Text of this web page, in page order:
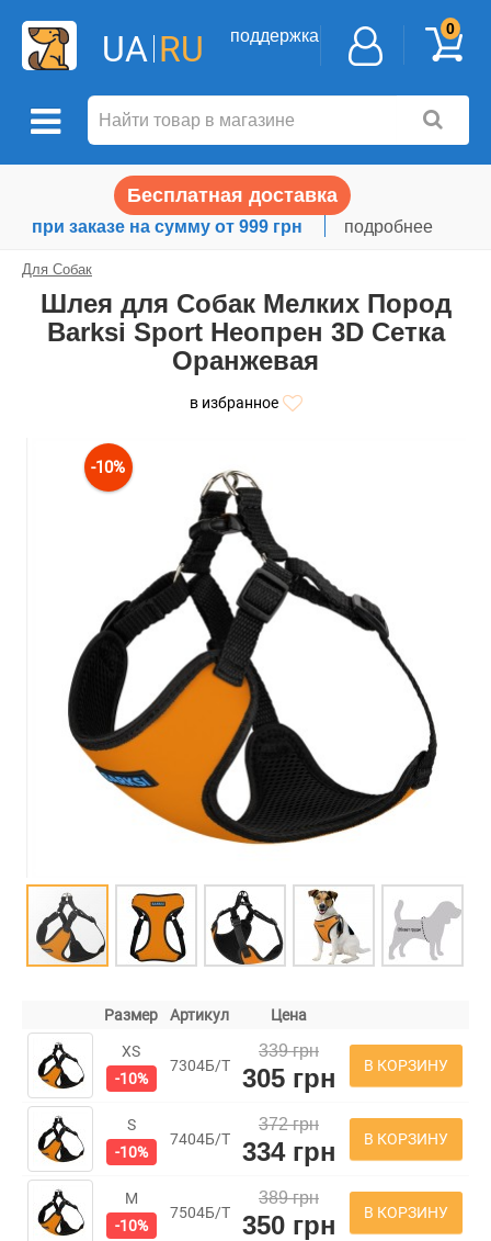
UA RU поддержка 0
Бесплатная доставка
при заказе на сумму от 999 грн подробнее
Для Собак
Шлея для Собак Мелких Пород
Barksi Sport Неопрен 3D Сетка
Оранжевая
в избранное
-10%
Размер Артикул Цена
XS
-10%
7304Б/Т
339 грн
305 грн В КОРЗИНУ
S
-10%
7404Б/Т
372 грн
334 грн В КОРЗИНУ
M
-10%
7504Б/Т
389 грн
350 грн В КОРЗИНУ